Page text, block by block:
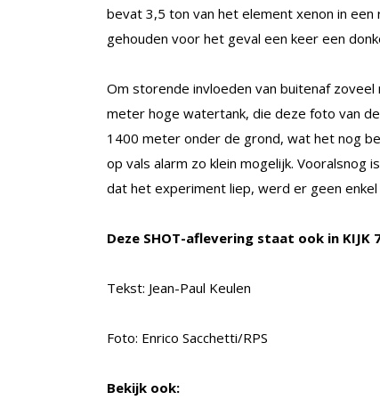
bevat 3,5 ton van het element xenon in
gehouden voor het geval een keer een
Om storende invloeden van buitenaf
meter hoge watertank, die deze foto van
1400 meter onder de grond, wat het nog
op vals alarm zo klein mogelijk.
dat het experiment liep, werd er geen
Deze SHOT-aflevering staat ook in KIJK
Tekst: Jean-Paul Keulen
Foto: Enrico Sacchetti/RPS
Bekijk ook: